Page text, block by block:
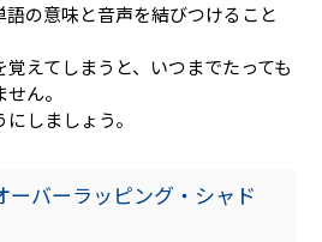
の意味と音声を結びつけること
えてしまうと、いつまでたっても
ん。
しましょう。
ーバーラッピング・シャド